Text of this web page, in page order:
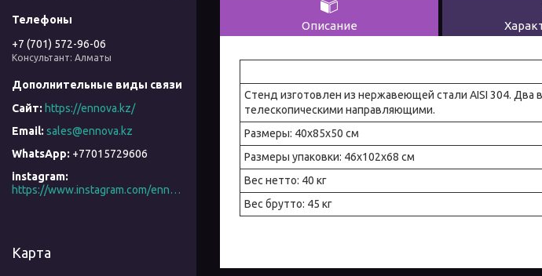
Описание
Стенд изготовлен из нержавеющей стали AISI 304.
телескопическими направляющими.
Размеры: 40x85x50 см
Размеры упаковки: 46x102x68 см
Вес нетто: 40 кг
Вес брутто: 45 кг
+7 (701) 572-96-06
Консультант: Алматы
https://ennova.kz/
sales@ennova.kz
+77015729606
instagram
https://www.instagram.com/ennova_horeca/
Карта